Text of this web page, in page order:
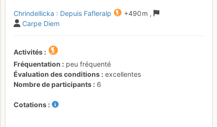
Chrindellicka : Depuis Fafleralp +490 m ,
Carpe Diem
Activités
Fréquentation
peu fréquenté
Évaluation des conditions
excellentes
Nombre de participants
6
Cotations